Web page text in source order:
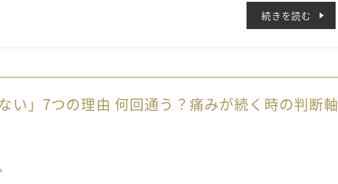
続きを読む
い」7つの理由 何回通う？痛みが続く時の判断軸